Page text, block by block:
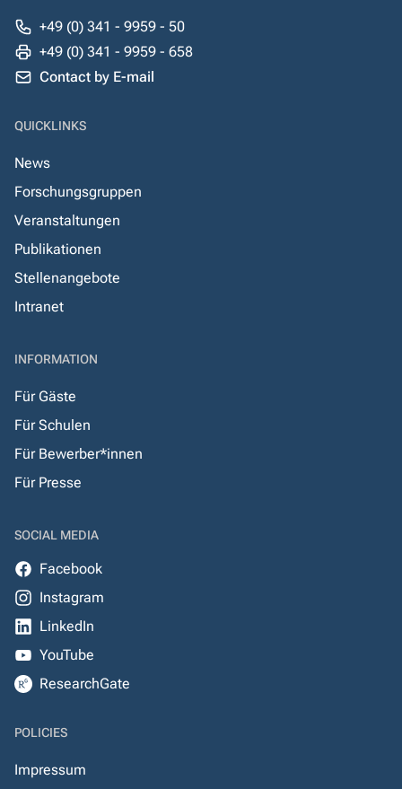
+49 (0) 341 - 9959 - 50
+49 (0) 341 - 9959 - 658
Contact by E-mail
QUICKLINKS
News
Forschungsgruppen
Veranstaltungen
Publikationen
Stellenangebote
Intranet
INFORMATION
Für Gäste
Für Schulen
Für Bewerber*innen
Für Presse
SOCIAL MEDIA
Facebook
Instagram
LinkedIn
YouTube
ResearchGate
POLICIES
Impressum